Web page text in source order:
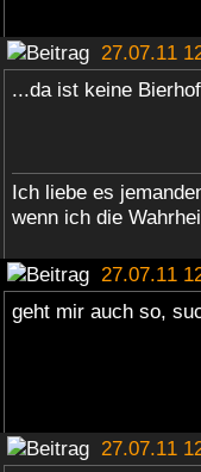
27.07.11
...da ist keine
Ich liebe es
wenn ich die
27.07.11
geht mir auch so,
27.07.11